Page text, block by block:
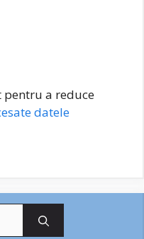
pentru a reduce
datele